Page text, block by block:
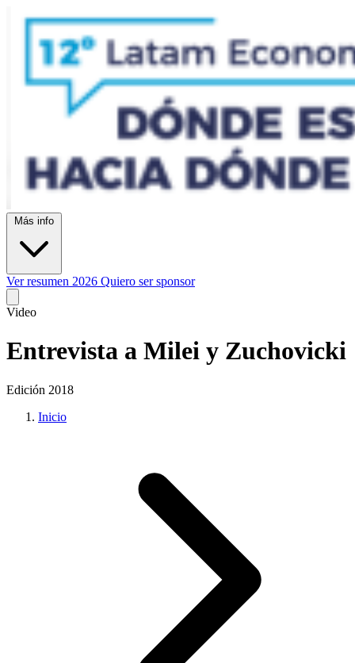
Más info
Ver resumen 2026 Quiero ser sponsor
Video
Entrevista a Milei y Zuchovicki
Edición 2018
Inicio